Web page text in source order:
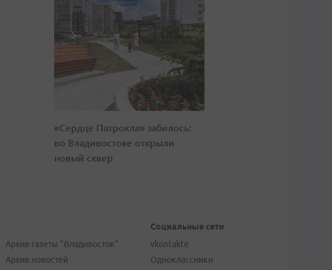
«Сердце Патрокла» забилось:
во Владивостоке открыли
новый сквер
Архив газеты "Владивосток"
Архив новостей
Социальные сети
vkontakte
Одноклассники